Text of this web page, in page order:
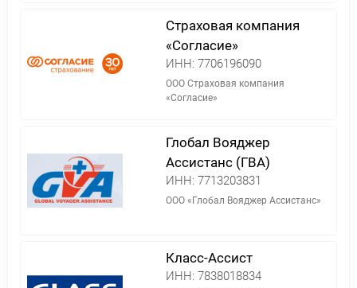
Страховая компания
«Согласие»
ИНН: 7706196090
ООО Страховая компания
«Согласие»
Глобал Вояджер
Ассистанс (ГВА)
ИНН: 7713203831
ООО «Глобал Вояджер Ассистанс»
Класс-Ассист
ИНН: 7838018834